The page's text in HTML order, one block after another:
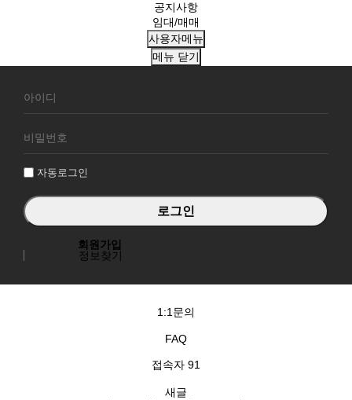
공지사항
임대/매매
사용자메뉴
메뉴 닫기
원
그
자동로그인
회원가입
정보찾기
1:1문의
FAQ
접속자 91
새글